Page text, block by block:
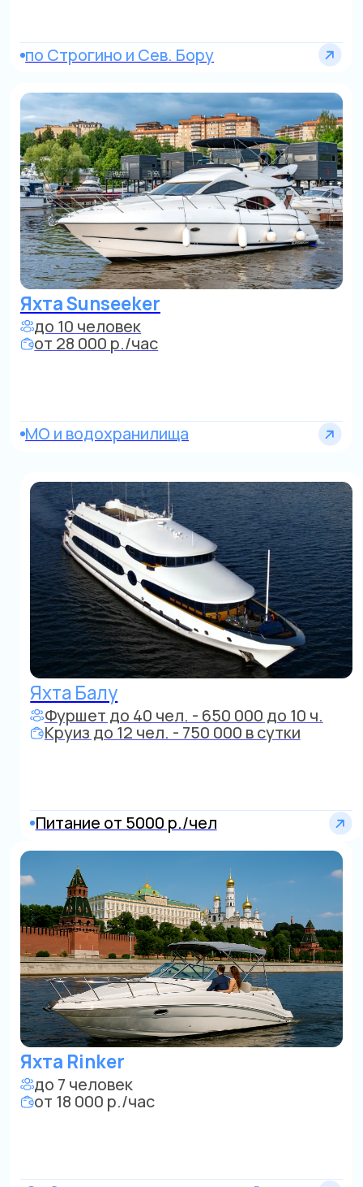
Катер
до 10 человек
от 18 000 р./час
Область
Яхта
до 12 человек
от 50 000 р./час
Область
Центр